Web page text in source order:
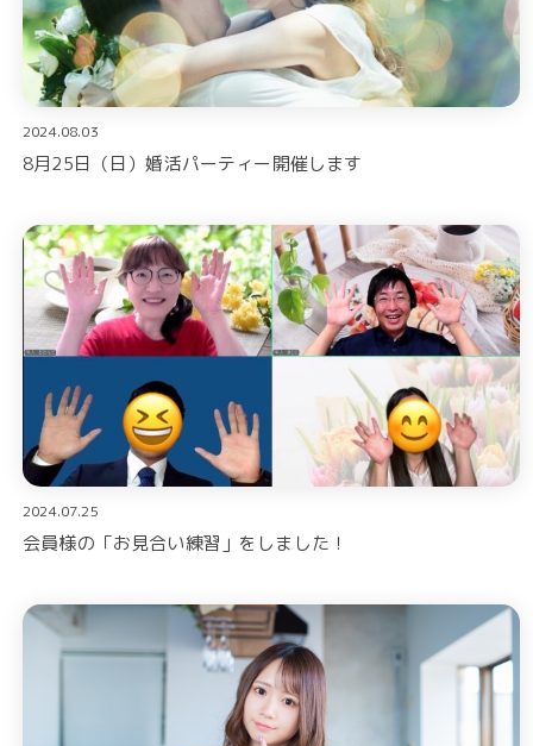
2024.08.03
8月25日（日）婚活パーティー開催します
2024.07.25
会員様の「お見合い練習」をしました！